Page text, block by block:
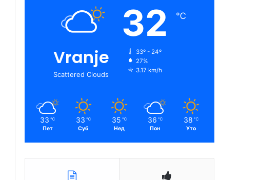
Vranje
Scattered Clouds
32 ℃
33º - 24º
27%
3.17 km/h
33 ℃
Пет
33 ℃
Суб
35 ℃
Нед
36 ℃
Пон
38 ℃
Уто